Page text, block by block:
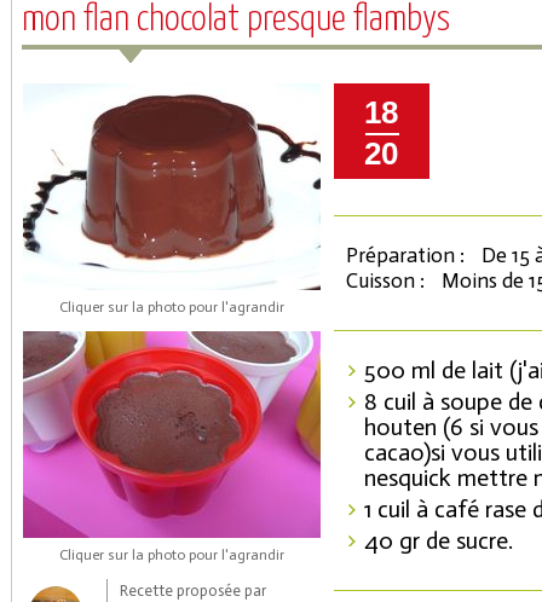
mon flan chocolat presque flambys
Cliquer sur la photo pour l'agrandir
Cliquer sur la photo pour l'agrandir
Recette proposée par
18
20
Préparation :
De 15
Cuisson :
Moins de
500 ml de lait
8 cuil à soupe
houten (6 si
cacao)si vous
nesquick mettre
1 cuil à café rase
40 gr de sucre.
Coupons de réduction